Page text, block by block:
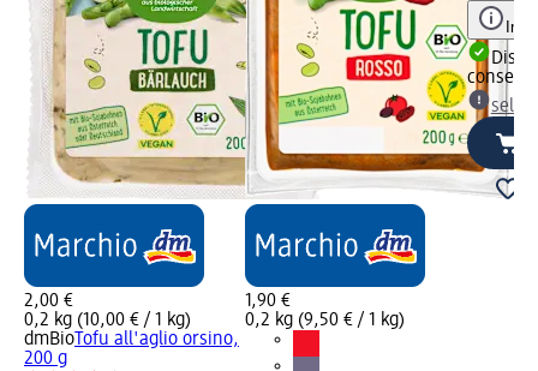
2,00 €
0,2 kg (10,00 € / 1 kg)
dmBioTofu all'aglio orsino,
200 g
1,90 €
0,2 kg (9,50 € / 1 kg)